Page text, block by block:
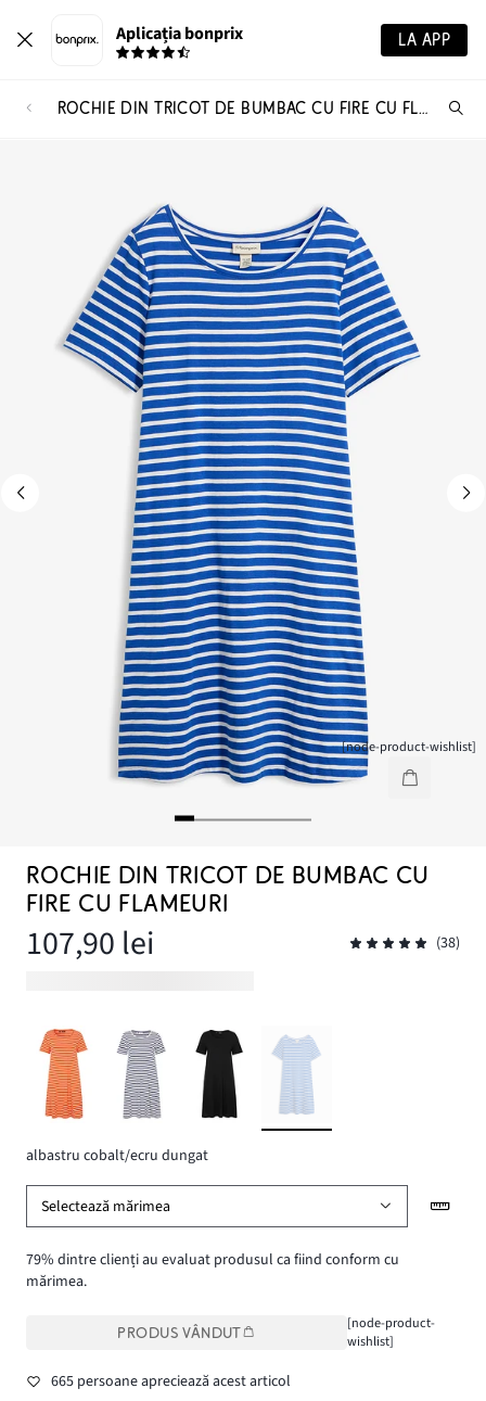
Aplicația bonprix LA APP
ROCHIE DIN TRICOT DE BUMBAC CU FIRE CU FLAMEURI
[node-product-wishlist]
ROCHIE DIN TRICOT DE BUMBAC CU
FIRE CU FLAMEURI
107,90 lei (38)
albastru cobalt/ecru dungat
Selectează mărimea
79% dintre clienți au evaluat produsul ca fiind conform cu
mărimea.
PRODUS VÂNDUT
[node-product-
wishlist]
665 persoane apreciează acest articol